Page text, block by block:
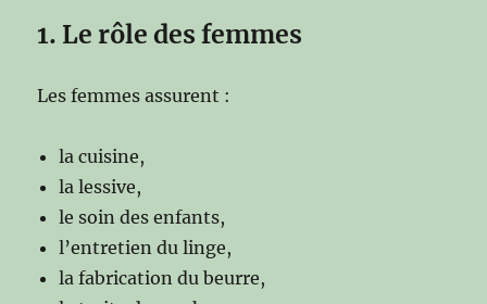
1. Le rôle des femmes
Les femmes assurent :
la cuisine,
la lessive,
le soin des enfants,
l’entretien du linge,
la fabrication du beurre,